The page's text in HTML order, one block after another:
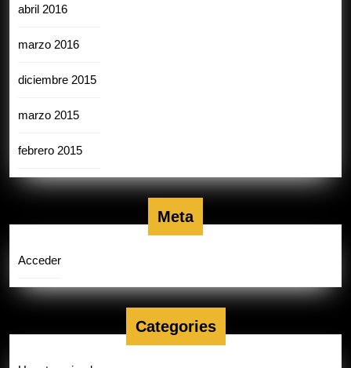
abril 2016
marzo 2016
diciembre 2015
marzo 2015
febrero 2015
Meta
Acceder
Categories